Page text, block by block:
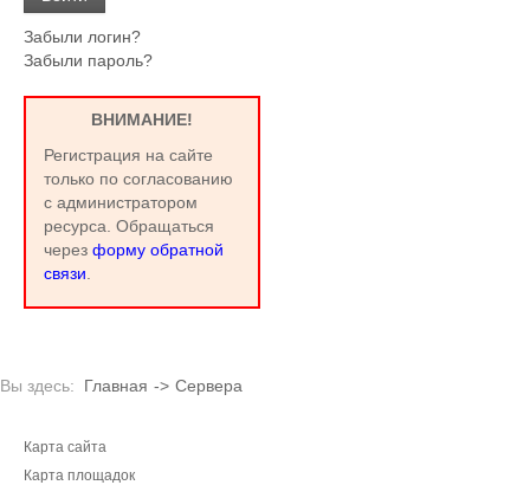
Забыли логин?
Забыли пароль?
ВНИМАНИЕ!
Регистрация на сайте
только по согласованию
с администратором
ресурса. Обращаться
через форму обратной
связи
Вы здесь: Главная -> Сервера
Карта сайта
Карта площадок